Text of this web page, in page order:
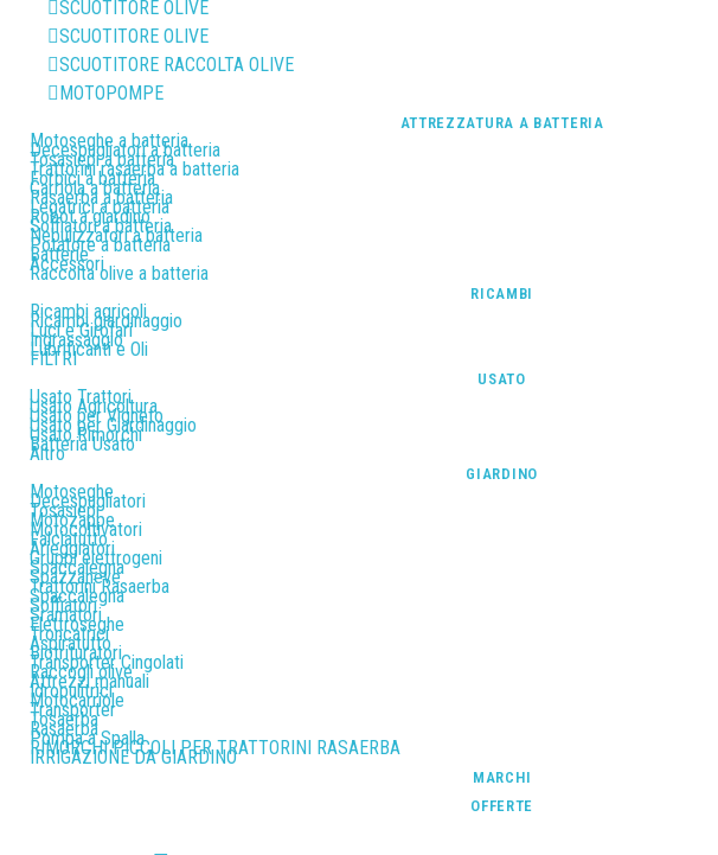
SCUOTITORE OLIVE
SCUOTITORE OLIVE
SCUOTITORE RACCOLTA OLIVE
MOTOPOMPE
ATTREZZATURA A BATTERIA
Motoseghe a batteria
Decespugliatori a batteria
Tosasiepi a batteria
Trattorini rasaerba a batteria
Forbici a batteria
Carriola a batteria
Rasaerba a batteria
Legatrici a batteria
Robot a giardino
Soffiatori a batteria
Nebulizzatori a batteria
Potatore a batteria
Batterie
Accessori
Raccolta olive a batteria
RICAMBI
Ricambi agricoli
Ricambi giardinaggio
Luci e Girofari
Ingrassaggio
Lubrificanti e Oli
FILTRI
USATO
Usato Trattori
Usato Agricoltura
Usato per Vigneto
Usato per Giardinaggio
Usato Rimorchi
Batteria Usato
Altro
GIARDINO
Motoseghe
Decespugliatori
Tosasiepi
Motozappe
Motocoltivatori
Falciatutto
Arieggiatori
Gruppi elettrogeni
Spaccalegna
Spazzaneve
Trattorini Rasaerba
Spaccalegna
Soffiatori
Sramatori
Elettroseghe
Troncatrici
Aspiratutto
Biotrituratori
Transporter Cingolati
Raccogli olive
Attrezzi manuali
Idropulitrici
Motocarriole
Transporter
Tosaerba
Rasaerba
Pompa a Spalla
RIMORCHI PICCOLI PER TRATTORINI RASAERBA
IRRIGAZIONE DA GIARDINO
MARCHI
OFFERTE